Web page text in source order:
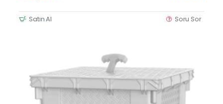
Satın Al Soru Sor